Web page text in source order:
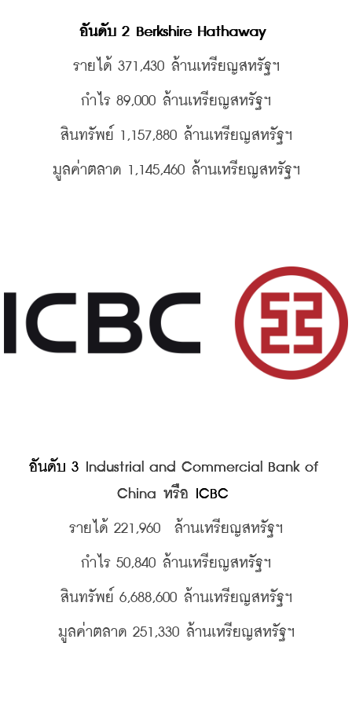
อันดับ 2 Berkshire Hathaway
รายได้ 371,430 ล้านเหรียญสหรัฐฯ
กำไร 89,000 ล้านเหรียญสหรัฐฯ
สินทรัพย์ 1,157,880 ล้านเหรียญสหรัฐฯ
มูลค่าตลาด 1,145,460 ล้านเหรียญสหรัฐฯ
อันดับ 3
Industrial and Commercial Bank of
China หรือ
ICBC
รายได้ 221,960 ล้านเหรียญสหรัฐฯ
กำไร 50,840 ล้านเหรียญสหรัฐฯ
สินทรัพย์ 6,688,600 ล้านเหรียญสหรัฐฯ
มูลค่าตลาด 251,330 ล้านเหรียญสหรัฐฯ